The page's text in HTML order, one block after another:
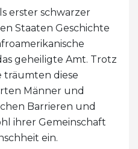
erster schwarzer
Staaten Geschichte
geheiligte Amt. Trotz
träumten diese
Männer und
Barrieren und
ihrer Gemeinschaft
ein.